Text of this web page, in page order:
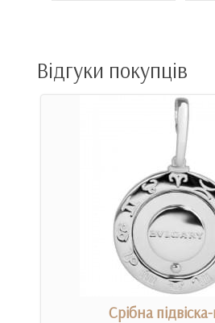
Відгуки покупців
Срібна